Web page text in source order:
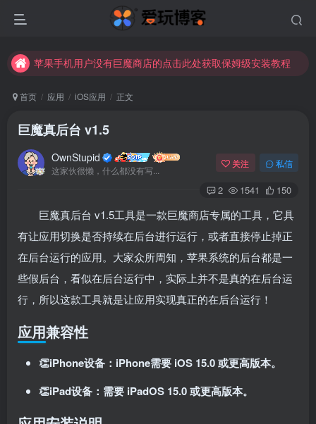
苹果手机用户没有巨魔商店的点击此处获取保姆级安装教程
苹果手机用户没有巨魔商店的点击此处获取保姆级安装教程
首页 应用 iOS应用 正文
巨魔真后台 v1.5
OwnStupid
这家伙很懒，什么都没有写...
关注 私信
2 1541 150
巨魔真后台 v1.5工具是一款巨魔商店专属的工具，它具
有让应用切换是否持续在后台进行运行，或者直接停止掉正
在后台运行的应用。大家众所周知，苹果系统的后台都是一
些假后台，看似在后台运行中，实际上并不是真的在后台运
行，所以这款工具就是让应用实现真正的在后台运行！
应用兼容性
👏iPhone设备：iPhone需要 iOS 15.0 或更高版本。
👏iPad设备：需要 iPadOS 15.0 或更高版本。
扫码登录
使用其它方式登录或 注册